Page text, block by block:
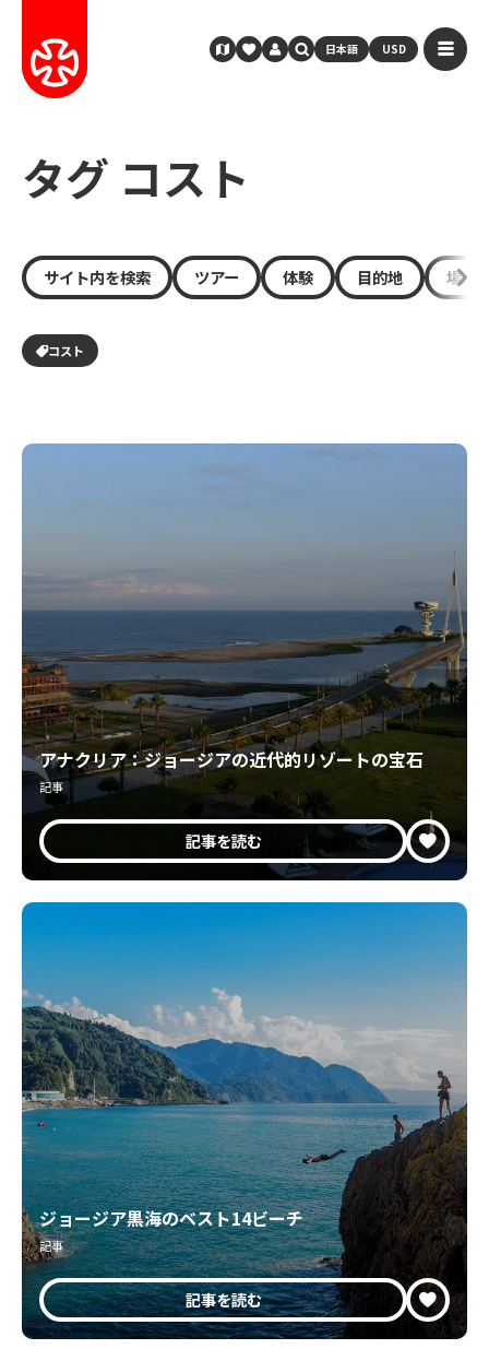
日本語 USD
タグ コスト
サイト内を検索 ツアー 体験 目的地 場所
コスト
アナクリア：ジョージアの近代的リゾートの宝石
記事
記事を読む
ジョージア黒海のベスト14ビーチ
記事
記事を読む